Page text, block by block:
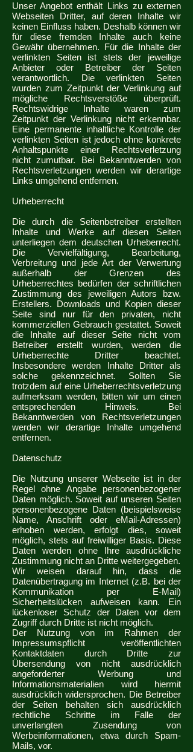
Unser Angebot enthält Links zu externen
Webseiten Dritter, auf deren Inhalte wir
keinen Einfluss haben. Deshalb können wir
für diese fremden Inhalte auch keine
Gewähr übernehmen. Für die Inhalte der
verlinkten Seiten ist stets der jeweilige
Anbieter oder Betreiber der Seiten
verantwortlich. Die verlinkten Seiten
wurden zum Zeitpunkt der Verlinkung auf
mögliche Rechtsverstöße überprüft.
Rechtswidrige Inhalte waren zum
Zeitpunkt der Verlinkung nicht erkennbar.
Eine permanente inhaltliche Kontrolle der
verlinkten Seiten ist jedoch ohne konkrete
Anhaltspunkte einer Rechtsverletzung
nicht zumutbar. Bei Bekanntwerden von
Rechtsverletzungen werden wir derartige
Links umgehend entfernen.
Urheberrecht
Die durch die Seitenbetreiber erstellten
Inhalte und Werke auf diesen Seiten
unterliegen dem deutschen Urheberrecht.
Die Vervielfältigung, Bearbeitung,
Verbreitung und jede Art der Verwertung
außerhalb der Grenzen des
Urheberrechtes bedürfen der schriftlichen
Zustimmung des jeweiligen Autors bzw.
Erstellers. Downloads und Kopien dieser
Seite sind nur für den privaten, nicht
kommerziellen Gebrauch gestattet. Soweit
die Inhalte auf dieser Seite nicht vom
Betreiber erstellt wurden, werden die
Urheberrechte Dritter beachtet.
Insbesondere werden Inhalte Dritter als
solche gekennzeichnet. Sollten Sie
trotzdem auf eine Urheberrechtsverletzung
aufmerksam werden, bitten wir um einen
entsprechenden Hinweis. Bei
Bekanntwerden von Rechtsverletzungen
werden wir derartige Inhalte umgehend
entfernen.
Datenschutz
Die Nutzung unserer Webseite ist in der
Regel ohne Angabe personenbezogener
Daten möglich. Soweit auf unseren Seiten
personenbezogene Daten (beispielsweise
Name, Anschrift oder eMail-Adressen)
erhoben werden, erfolgt dies, soweit
möglich, stets auf freiwilliger Basis. Diese
Daten werden ohne Ihre ausdrückliche
Zustimmung nicht an Dritte weitergegeben.
Wir weisen darauf hin, dass die
Datenübertragung im Internet (z.B. bei der
Kommunikation per E-Mail)
Sicherheitslücken aufweisen kann. Ein
lückenloser Schutz der Daten vor dem
Zugriff durch Dritte ist nicht möglich.
Der Nutzung von im Rahmen der
Impressumspflicht veröffentlichten
Kontaktdaten durch Dritte zur
Übersendung von nicht ausdrücklich
angeforderter Werbung und
Informationsmaterialien wird hiermit
ausdrücklich widersprochen. Die Betreiber
der Seiten behalten sich ausdrücklich
rechtliche Schritte im Falle der
unverlangten Zusendung von
Werbeinformationen, etwa durch Spam-
Mails, vor.